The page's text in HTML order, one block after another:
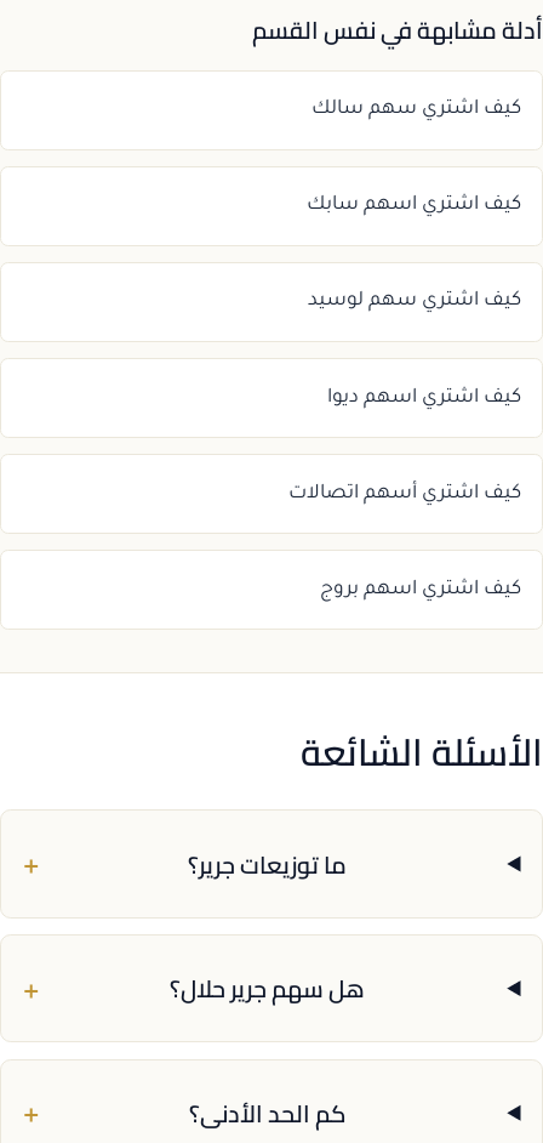
أدلة مشابهة في نفس القسم
كيف اشتري سهم سالك
كيف اشتري اسهم سابك
كيف اشتري سهم لوسيد
كيف اشتري اسهم ديوا
كيف اشتري أسهم اتصالات
كيف اشتري اسهم بروج
الأسئلة الشائعة
ما توزيعات جرير؟ +
هل سهم جرير حلال؟ +
كم الحد الأدنى؟ +